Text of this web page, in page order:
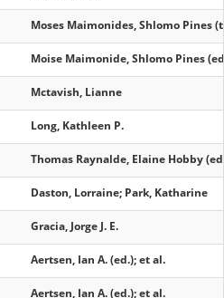
Moses Maimonides, Shlomo Pines
Moise Maimonide, Shlomo Pines
Mctavish, Lianne
Long, Kathleen P.
Thomas Raynalde, Elaine Hobby
Daston, Lorraine; Park, Katharine
Gracia, Jorge J. E.
Aertsen, Ian A. (ed.); et al.
Aertsen, Ian A. (ed.); et al.